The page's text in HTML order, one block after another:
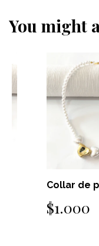
You might
Collar de perlas
$1.000